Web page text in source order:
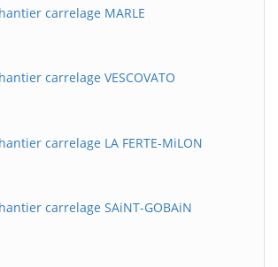
carrelage MARLE
carrelage VESCOVATO
carrelage LA FERTE-MiLON
carrelage SAiNT-GOBAiN